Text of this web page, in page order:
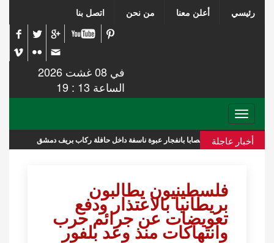
رئيسي أعلن معنا من نحن اتصل بنا
في 08 غشت 2026
الساعة 13 : 19
Toggle
navigation
أخبار عاجلة
فلسطينيون يطالبون
بريطانيا بالاعتذار ودفع
تعويضات عن جرائم حرب
وانتهاكات منذ وعد بلفور